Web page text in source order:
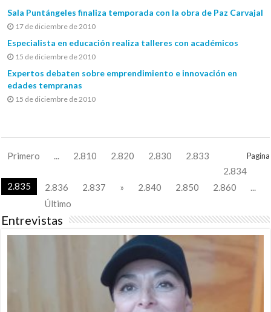
Sala Puntángeles finaliza temporada con la obra de Paz Carvajal
17 de diciembre de 2010
Especialista en educación realiza talleres con académicos
15 de diciembre de 2010
Expertos debaten sobre emprendimiento e innovación en
edades tempranas
15 de diciembre de 2010
Pagina
Primero ... 2.810 2.820 2.830
2.833
2.834
2.835
2.836 2.837 » 2.840 2.850 2.860
...
Último
Entrevistas